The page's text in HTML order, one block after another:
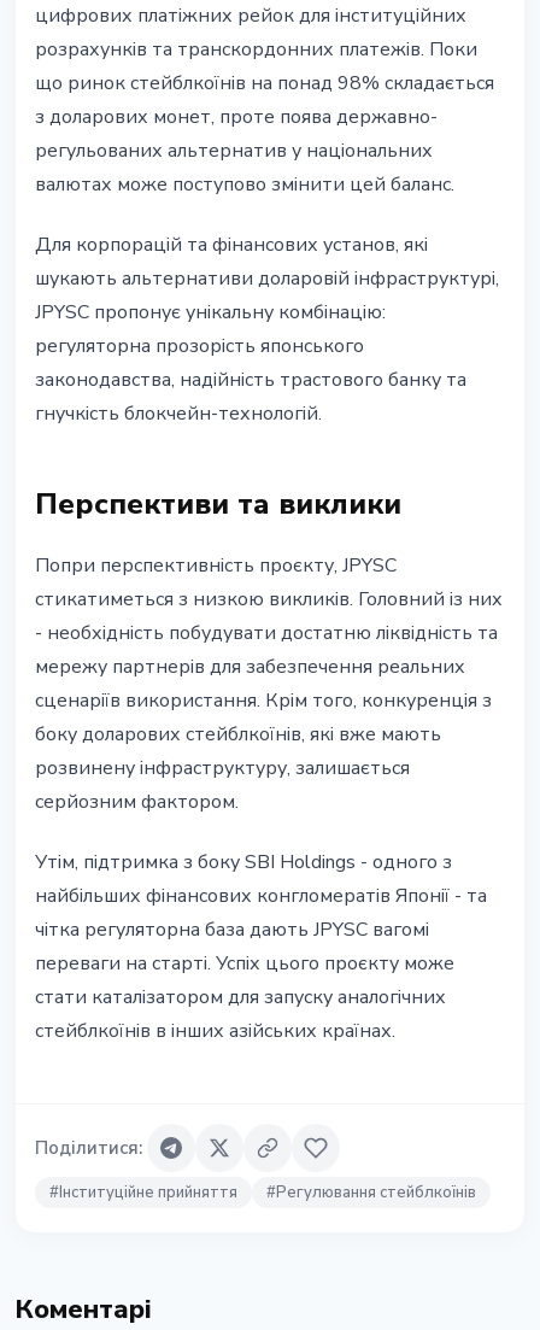
цифрових платіжних рейок для інституційних
розрахунків та транскордонних платежів. Поки
що ринок стейблкоїнів на понад 98% складається
з доларових монет, проте поява державно-
регульованих альтернатив у національних
валютах може поступово змінити цей баланс.
Для корпорацій та фінансових установ, які
шукають альтернативи доларовій інфраструктурі,
JPYSC пропонує унікальну комбінацію:
регуляторна прозорість японського
законодавства, надійність трастового банку та
гнучкість блокчейн-технологій.
Перспективи та виклики
Попри перспективність проєкту, JPYSC
стикатиметься з низкою викликів. Головний із них
- необхідність побудувати достатню ліквідність та
мережу партнерів для забезпечення реальних
сценаріїв використання. Крім того, конкуренція з
боку доларових стейблкоїнів, які вже мають
розвинену інфраструктуру, залишається
серйозним фактором.
Утім, підтримка з боку SBI Holdings - одного з
найбільших фінансових конгломератів Японії - та
чітка регуляторна база дають JPYSC вагомі
переваги на старті. Успіх цього проєкту може
стати каталізатором для запуску аналогічних
стейблкоїнів в інших азійських країнах.
Поділитися:
#Інституційне прийняття #Регулювання стейблкоїнів
Коментарі